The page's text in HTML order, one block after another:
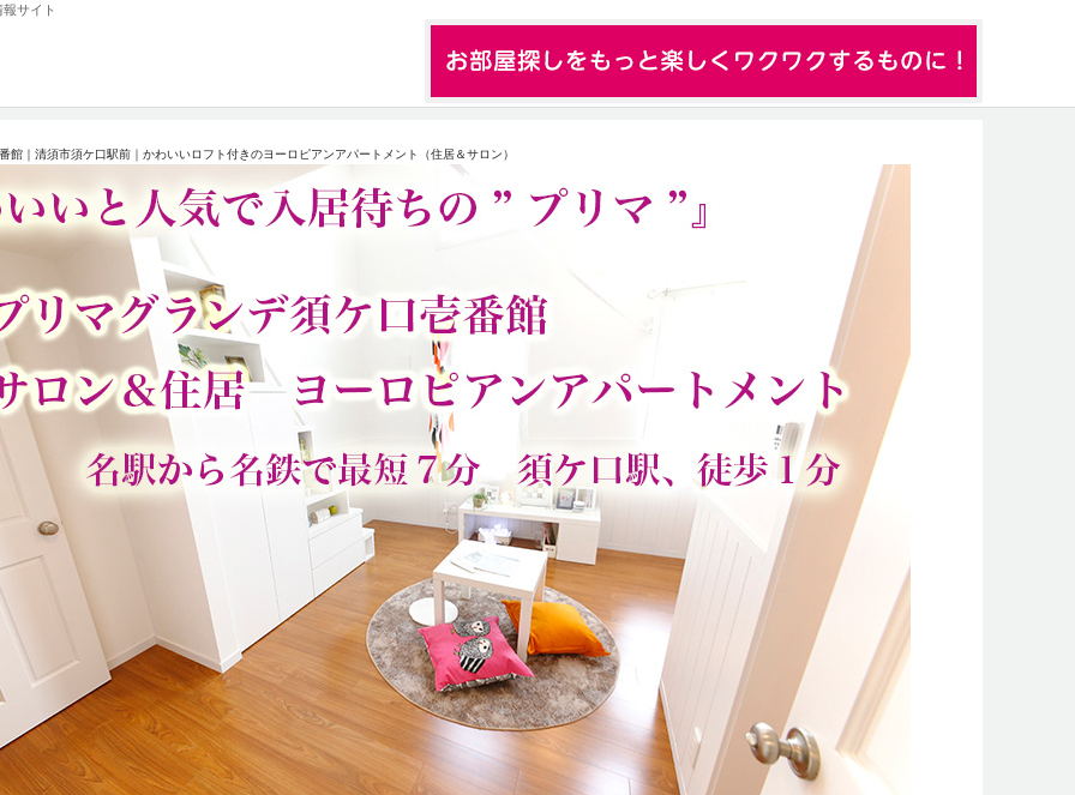
サイト
館｜清須市須ケ口駅前｜かわいいロフト付きのヨーロピアンアパートメント（住居＆サロン）